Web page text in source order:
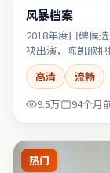
风暴档案
2018年度口碑候
袂出演，陈凯歌把
高清
流畅
9.5万
94个月
热门